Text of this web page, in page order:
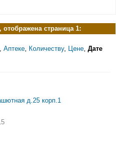
страница 1:
Аптеке Количеству, Цене Дате
д.25 корп.1